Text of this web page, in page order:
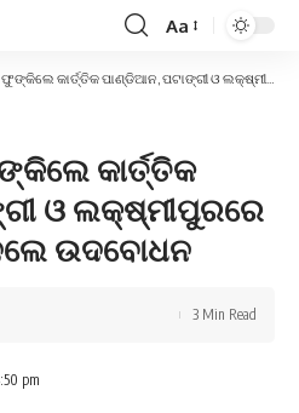
Font
Resizer
Aa
ପାଣ୍ଡିଆନ, ପଟାଙ୍ଗୀ ଓ ଲକ୍ଷ୍ମୀପୁରରେ ଜନସମାବେଶକୁ ଦେଲେ ଉଦବୋଧନ
କାର୍ତ୍ତିକ
ଓ ଲକ୍ଷ୍ମୀପୁରରେ
ଉଦବୋଧନ
pm
3 Min Read